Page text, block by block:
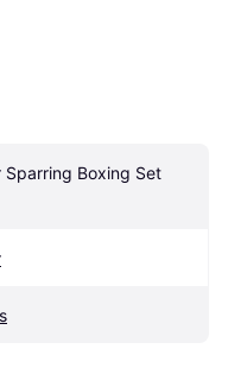
Sparring Boxing Set